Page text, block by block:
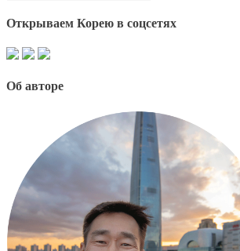
Открываем Корею в соцсетях
Об авторе